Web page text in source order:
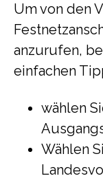
Um von den
anzurufen,
einfachen
wählen
Wählen